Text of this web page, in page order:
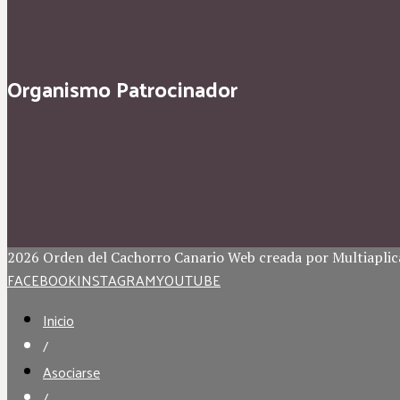
Organismo Patrocinador
2026 Orden del Cachorro Canario Web creada por
FACEBOOKINSTAGRAMYOUTUBE
Inicio
/
Asociarse